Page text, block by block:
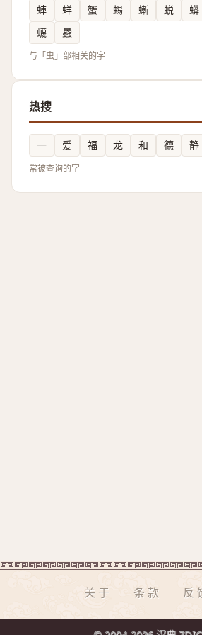
蛼 蛘 蟹 蜴 螹 蜕 蟒
蠛
蟁
与「虫」部相关的字
热搜
一 爱 福 龙 和 德 静
常被查询的字
关于 条款 反